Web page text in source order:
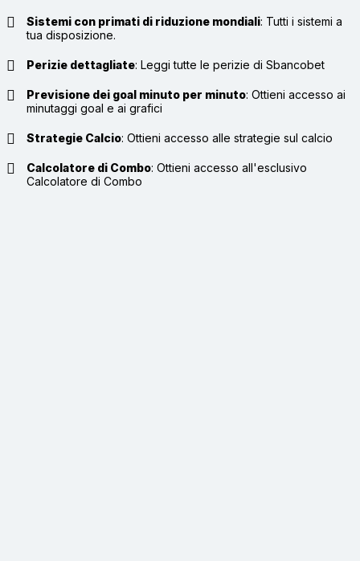
Sistemi con primati di riduzione mondiali: Tutti i sistemi a
tua disposizione.
Perizie dettagliate: Leggi tutte le perizie di Sbancobet
Previsione dei goal minuto per minuto: Ottieni accesso ai
minutaggi goal e ai grafici
Strategie Calcio: Ottieni accesso alle strategie sul calcio
Calcolatore di Combo: Ottieni accesso all'esclusivo
Calcolatore di Combo